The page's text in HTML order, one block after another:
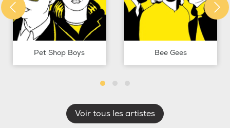
Pet Shop Boys Bee Gees
Voir tous les artistes